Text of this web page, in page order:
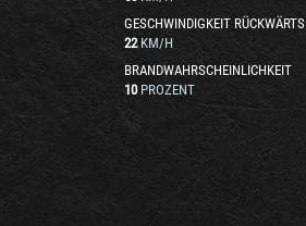
GESCHWINDIGKEIT RÜCKWÄRTS
22 KM/H
BRANDWAHRSCHEINLICHKEIT
10 PROZENT